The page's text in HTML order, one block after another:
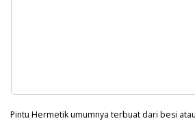
Pintu Hermetik umumnya terbuat dari besi